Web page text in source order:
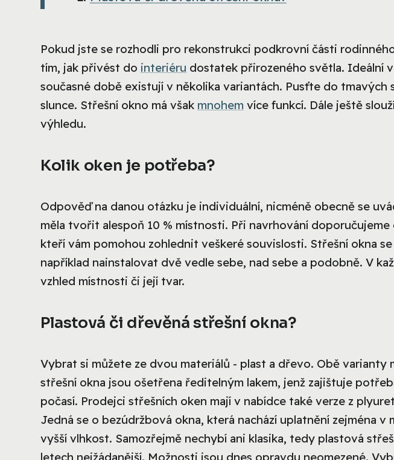
Pokud jste se rozhodli pro rekonstrukci podkrovní části
tím, jak přivést do interiéru dostatek přirozeného světla. Ideální
současné době existují v několika variantách. Pusťte do
slunce. Střešní okno má však mnohem více funkcí. Dále ještě
výhledu.
Kolik oken je potřeba?
Odpověď na danou otázku je individuální, nicméně obecně se
měla tvořit alespoň 10 % místnosti. Při navrhování
kteří vám pomohou zohlednit veškeré souvislosti. Střešní okna
například nainstalovat dvě vedle sebe, nad sebe a podobně. V
vzhled místnosti či její tvar.
Plastová či dřevěná střešní okna?
Vybrat si můžete ze dvou materiálů - plast a dřevo. Obě varianty
střešní okna jsou ošetřena ředitelným lakem, jenž zajištuje
počasí. Prodejci střešních oken mají v nabídce také verze z
Jedná se o bezúdržbová okna, která nachází uplatnění zejména v
vyšší vlhkost. Samozřejmě nechybí ani klasika, tedy plastová
letech nejžádanější. Možnosti jsou dnes opravdu neomezené.